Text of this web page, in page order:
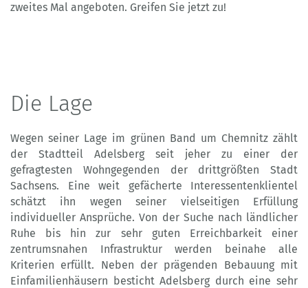
zweites Mal angeboten. Greifen Sie jetzt zu!
Die Lage
Wegen seiner Lage im grünen Band um Chemnitz zählt
der Stadtteil Adelsberg seit jeher zu einer der
gefragtesten Wohngegenden der drittgrößten Stadt
Sachsens. Eine weit gefächerte Interessentenklientel
schätzt ihn wegen seiner vielseitigen Erfüllung
individueller Ansprüche. Von der Suche nach ländlicher
Ruhe bis hin zur sehr guten Erreichbarkeit einer
zentrumsnahen Infrastruktur werden beinahe alle
Kriterien erfüllt. Neben der prägenden Bebauung mit
Einfamilienhäusern besticht Adelsberg durch eine sehr